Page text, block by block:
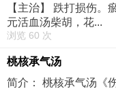
【主治】 跌打损伤。
元活血汤柴胡，花...
浏览 60 次
桃核承气汤
简介： 桃核承气汤《